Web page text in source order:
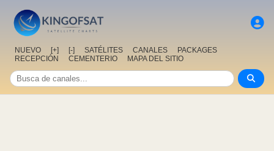
NUEVO [+] [-] SATÉLITES CANALES
PACKAGES
RECEPCIÓN
CEMENTERIO MAPA DEL SITIO